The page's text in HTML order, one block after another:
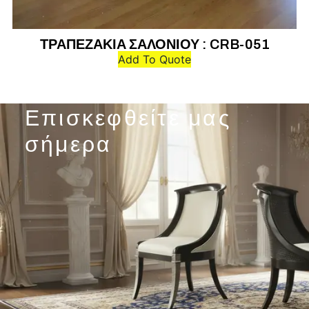
ΤΡΑΠΕΖΑΚΙΑ ΣΑΛΟΝΙΟΥ : CRB-051
Add To Quote
Επισκεφθείτε μας
σήμερα